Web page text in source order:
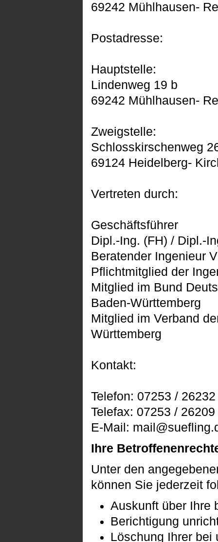
69242 Mühlhausen-
Postadresse:
Hauptstelle:
Lindenweg 19 b
69242 Mühlhausen-
Zweigstelle:
Schlosskirschenweg
69124 Heidelberg-
Vertreten durch:
Geschäftsführer
Dipl.-Ing. (FH) / Dipl.-
Beratender Ingenieur
Pflichtmitglied der
Mitglied im Bund
Baden-Württemberg
Mitglied im Verband
Württemberg
Kontakt:
Telefon: 07253 / 26232
Telefax: 07253 / 26209
E-Mail:
Ihre
Unter den
können Sie jederzeit
Auskunft über Ihre
Berichtigung
Löschung Ihrer bei